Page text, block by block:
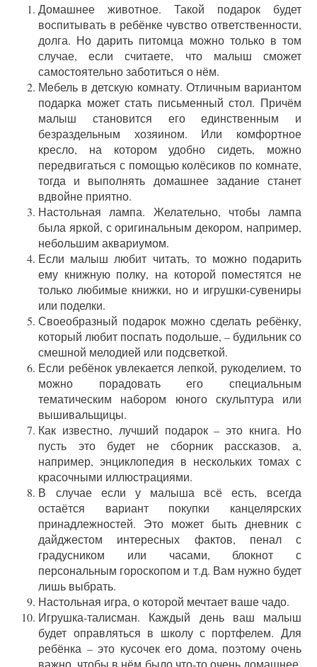
Домашнее животное. Такой подарок будет
воспитывать в ребёнке чувство ответственности,
долга. Но дарить питомца можно только в том
случае, если считаете, что малыш сможет
самостоятельно заботиться о нём.
Мебель в детскую комнату. Отличным вариантом
подарка может стать письменный стол. Причём
малыш становится его единственным и
безраздельным хозяином. Или комфортное
кресло, на котором удобно сидеть, можно
передвигаться с помощью колёсиков по комнате,
тогда и выполнять домашнее задание станет
вдвойне приятно.
Настольная лампа. Желательно, чтобы лампа
была яркой, с оригинальным декором, например,
небольшим аквариумом.
Если малыш любит читать, то можно подарить
ему книжную полку, на которой поместятся не
только любимые книжки, но и игрушки-сувениры
или поделки.
Своеобразный подарок можно сделать ребёнку,
который любит поспать подольше, – будильник со
смешной мелодией или подсветкой.
Если ребёнок увлекается лепкой, рукоделием, то
можно порадовать его специальным
тематическим набором юного скульптура или
вышивальщицы.
Как известно, лучший подарок – это книга. Но
пусть это будет не сборник рассказов, а,
например, энциклопедия в нескольких томах с
красочными иллюстрациями.
В случае если у малыша всё есть, всегда
остаётся вариант покупки канцелярских
принадлежностей. Это может быть дневник с
дайджестом интересных фактов, пенал с
градусником или часами, блокнот с
персональным гороскопом и т.д. Вам нужно будет
лишь выбрать.
Настольная игра, о которой мечтает ваше чадо.
Игрушка-талисман. Каждый день ваш малыш
будет оправляться в школу с портфелем. Для
ребёнка – это кусочек его дома, поэтому очень
важно, чтобы в нём было что-то очень домашнее,